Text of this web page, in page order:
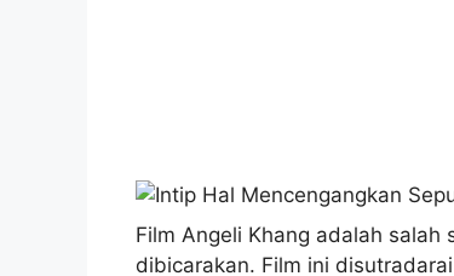
Film Angeli Khang adalah
dibicarakan. Film ini